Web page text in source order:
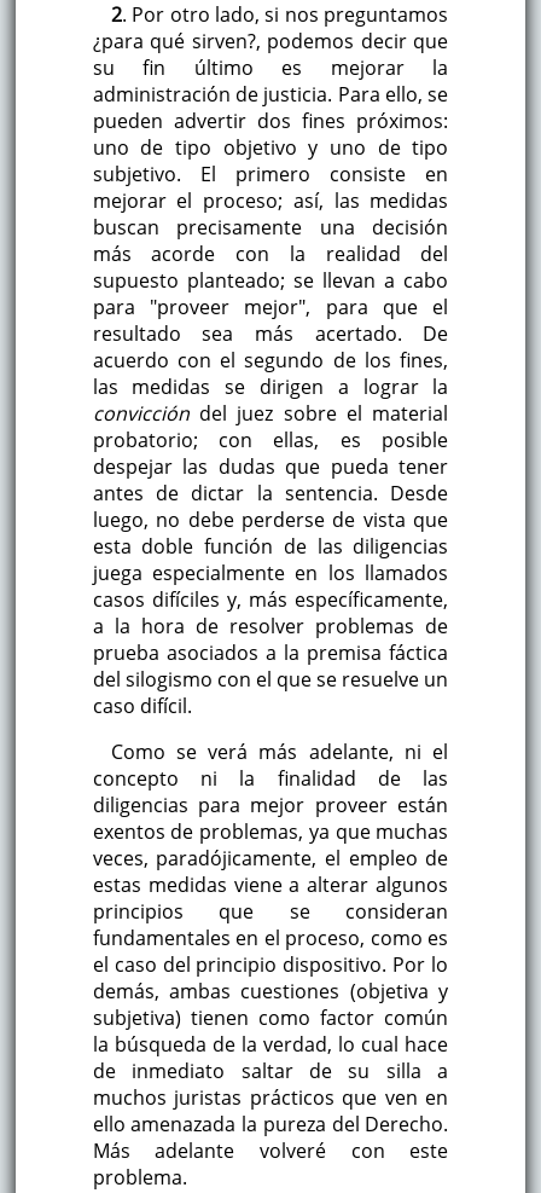
2. Por otro lado, si nos preguntamos
¿para qué sirven?, podemos decir que
su fin último es mejorar la
administración de justicia. Para ello, se
pueden advertir dos fines próximos:
uno de tipo objetivo y uno de tipo
subjetivo. El primero consiste en
mejorar el proceso; así, las medidas
buscan precisamente una decisión
más acorde con la realidad del
supuesto planteado; se llevan a cabo
para "proveer mejor", para que el
resultado sea más acertado. De
acuerdo con el segundo de los fines,
las medidas se dirigen a lograr la
conviccióndel juez sobre el material
probatorio; con ellas, es posible
despejar las dudas que pueda tener
antes de dictar la sentencia. Desde
luego, no debe perderse de vista que
esta doble función de las diligencias
juega especialmente en los llamados
casos difíciles y, más específicamente,
a la hora de resolver problemas de
prueba asociados a la premisa fáctica
del silogismo con el que se resuelve un
caso difícil.
Como se verá más adelante, ni el
concepto ni la finalidad de las
diligencias para mejor proveer están
exentos de problemas, ya que muchas
veces, paradójicamente, el empleo de
estas medidas viene a alterar algunos
principios que se consideran
fundamentales en el proceso, como es
el caso del principio dispositivo. Por lo
demás, ambas cuestiones (objetiva y
subjetiva) tienen como factor común
la búsqueda de la verdad, lo cual hace
de inmediato saltar de su silla a
muchos juristas prácticos que ven en
ello amenazada la pureza del Derecho.
Más adelante volveré con este
problema.